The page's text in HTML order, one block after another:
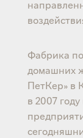
Фабрика
домашних
ПетКер» в
в 2007